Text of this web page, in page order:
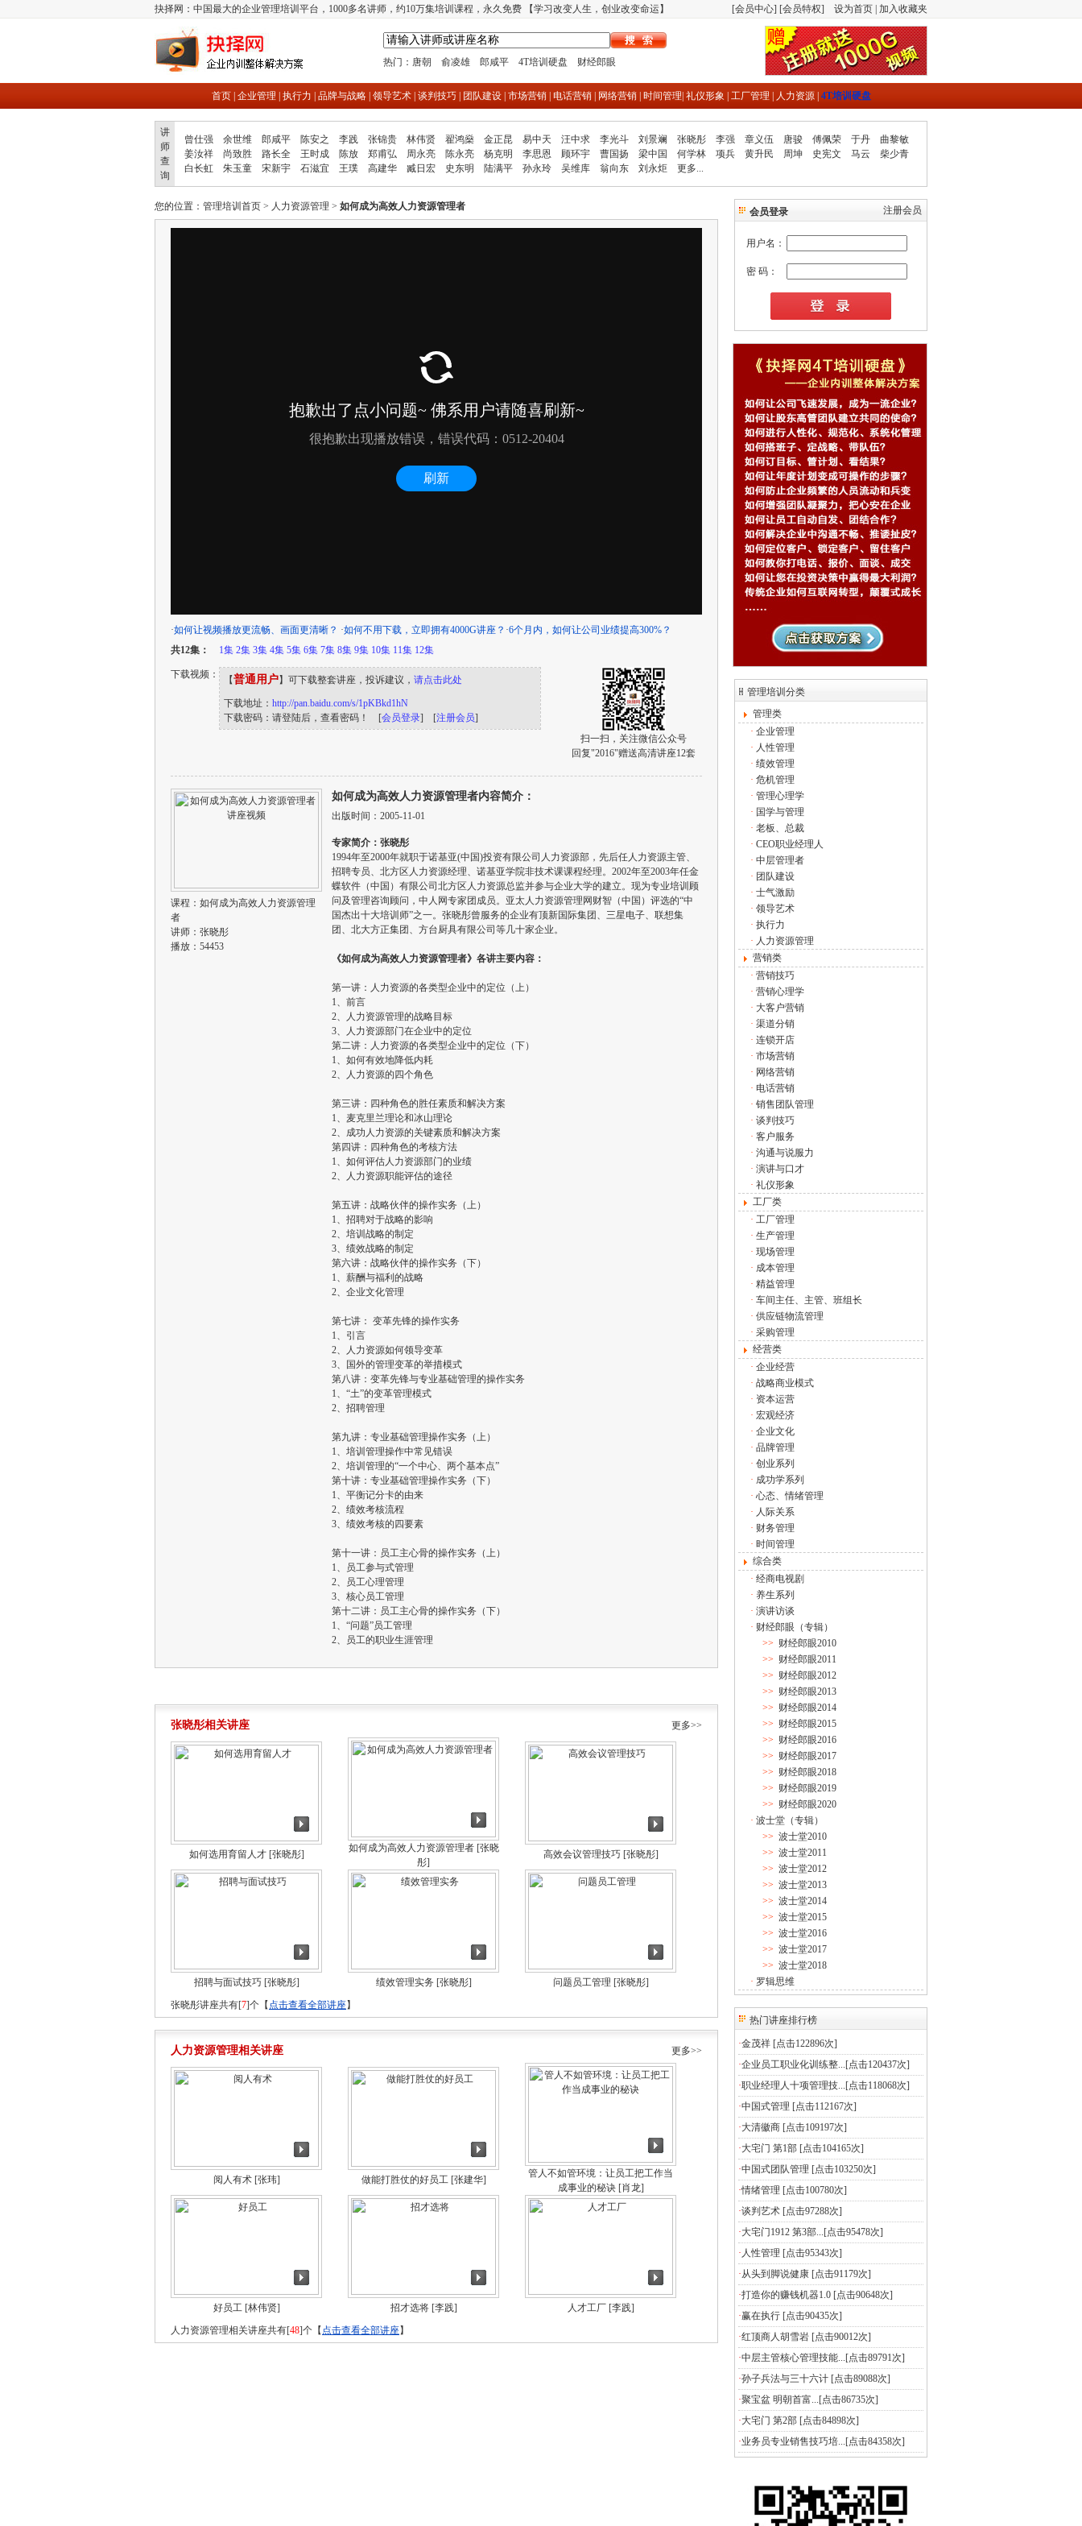
抉择网：中国最大的企业管理培训平台，1000多名讲师，约10万集培训课程，永久免费 【学习改变人生，创业改变命运】 [会员中心] [会员特权] 设为首页 加入收藏夹
热门： 唐朝 俞凌雄 郎咸平 4T培训硬盘 财经郎眼
首页| 企业管理 执行力 品牌与战略| 领导艺术| 谈判技巧| 团队建设| 市场营销| 电话营销| 网络营销| 时间管理 礼仪形象 工厂管理 人力资源| 4T培训硬盘
讲
师
查
询
曾仕强 余世维 郎咸平 陈安之 李践 张锦贵 林伟贤 翟鸿燊 金正昆 易中天 汪中求 李光斗 刘景斓 张晓彤 李强 章义伍 唐骏 傅佩荣 于丹
曲黎敏
姜汝祥
尚致胜 路长全 王时成 陈放 郑甫弘 周永亮 陈永亮 杨克明 李思恩 顾环宇 曹国扬 梁中国 何学林 项兵 黄升民 周坤 史宪文 马云
柴少青
白长虹
朱玉童 宋新宇 石滋宜 王璞 高建华 臧日宏 史东明 陆满平 孙永玲 吴维库 翁向东 刘永炬 更多...
您的位置： 管理培训首页 > 人力资源管理 > 如何成为高效人力资源管理者
·如何让视频播放更流畅、画面更清晰？ ·如何不用下载，立即拥有4000G讲座？ ·6个月内，如何让公司业绩提高300%？
共12集：
1集 2集 3集 4集 5集 6集 7集 8集 9集 10集 11集 12集
下载视频： 【普通用户】可下载整套讲座，投诉建议， 请点击此处
下载地址： http://pan.baidu.com/s/1pKBkd1hN
下载密码：请登陆后，查看密码！ [会员登录] [注册会员]
扫一扫，关注微信公众号
回复"2016"赠送高清讲座12套
课程： 如何成为高效人力资源管理
者
讲师： 张晓彤
播放：54453
如何成为高效人力资源管理者内容简介：
出版时间：2005-11-01
专家简介：张晓彤
1994年至2000年就职于诺基亚(中国)投资有限公司人力资源部，先后任人力资源主管、
招聘专员、北方区人力资源经理、诺基亚学院非技术课课程经理。2002年至2003年任金
蝶软件（中国）有限公司北方区人力资源总监并参与企业大学的建立。现为专业培训顾
问及管理咨询顾问，中人网专家团成员。亚太人力资源管理网财智（中国）评选的“中
国杰出十大培训师”之一。张晓彤曾服务的企业有顶新国际集团、三星电子、联想集
团、北大方正集团、方台厨具有限公司等几十家企业。
《如何成为高效人力资源管理者》各讲主要内容：
第一讲：人力资源的各类型企业中的定位（上）
1、前言
2、人力资源管理的战略目标
3、人力资源部门在企业中的定位
第二讲：人力资源的各类型企业中的定位（下）
1、如何有效地降低内耗
2、人力资源的四个角色
第三讲：四种角色的胜任素质和解决方案
1、麦克里兰理论和冰山理论
2、成功人力资源的关键素质和解决方案
第四讲：四种角色的考核方法
1、如何评估人力资源部门的业绩
2、人力资源职能评估的途径
第五讲：战略伙伴的操作实务（上）
1、招聘对于战略的影响
2、培训战略的制定
3、绩效战略的制定
第六讲：战略伙伴的操作实务（下）
1、薪酬与福利的战略
2、企业文化管理
第七讲： 变革先锋的操作实务
1、引言
2、人力资源如何领导变革
3、国外的管理变革的举措模式
第八讲：变革先锋与专业基础管理的操作实务
1、“土”的变革管理模式
2、招聘管理
第九讲：专业基础管理操作实务（上）
1、培训管理操作中常见错误
2、培训管理的“一个中心、两个基本点”
第十讲：专业基础管理操作实务（下）
1、平衡记分卡的由来
2、绩效考核流程
3、绩效考核的四要素
第十一讲：员工主心骨的操作实务（上）
1、员工参与式管理
2、员工心理管理
3、核心员工管理
第十二讲：员工主心骨的操作实务（下）
1、“问题”员工管理
2、员工的职业生涯管理
张晓彤相关讲座 更多>>
如何选用育留人才[张晓彤]
如何成为高效人力资源管理者[张晓
彤]
高效会议管理技巧[张晓彤]
招聘与面试技巧[张晓彤] 绩效管理实务 [张晓彤] 问题员工管理 [张晓彤]
张晓彤讲座共有[7]个【 点击查看全部讲座】
人力资源管理相关讲座 更多>>
阅人有术[张玮] 做能打胜仗的好员工[张建华]
管人不如管环境：让员工把工作当
成事业的秘诀[肖龙]
好员工[林伟贤] 招才选将[李践] 人才工厂[李践]
人力资源管理相关讲座共有[48]个【 点击查看全部讲座】
会员登录 注册会员
用户名：
密 码：
管理培训分类
管理类
· 企业管理
· 人性管理
· 绩效管理
· 危机管理
· 管理心理学
· 国学与管理
· 老板、总裁
· CEO职业经理人
· 中层管理者
· 团队建设
· 士气激励
· 领导艺术
· 执行力
· 人力资源管理
营销类
· 营销技巧
· 营销心理学
· 大客户营销
· 渠道分销
· 连锁开店
· 市场营销
· 网络营销
· 电话营销
· 销售团队管理
· 谈判技巧
· 客户服务
· 沟通与说服力
· 演讲与口才
· 礼仪形象
工厂类
· 工厂管理
· 生产管理
· 现场管理
· 成本管理
· 精益管理
· 车间主任、主管、班组长
· 供应链物流管理
· 采购管理
经营类
· 企业经营
· 战略商业模式
· 资本运营
· 宏观经济
· 企业文化
· 品牌管理
· 创业系列
· 成功学系列
· 心态、情绪管理
· 人际关系
· 财务管理
· 时间管理
综合类
· 经商电视剧
· 养生系列
· 演讲访谈
· 财经郎眼（专辑）
>> 财经郎眼2010
>> 财经郎眼2011
>> 财经郎眼2012
>> 财经郎眼2013
>> 财经郎眼2014
>> 财经郎眼2015
>> 财经郎眼2016
>> 财经郎眼2017
>> 财经郎眼2018
>> 财经郎眼2019
>> 财经郎眼2020
· 波士堂（专辑）
>> 波士堂2010
>> 波士堂2011
>> 波士堂2012
>> 波士堂2013
>> 波士堂2014
>> 波士堂2015
>> 波士堂2016
>> 波士堂2017
>> 波士堂2018
· 罗辑思维
热门讲座排行榜
·金茂祥 [点击122896次]
·企业员工职业化训练整...[点击120437次]
·职业经理人十项管理技...[点击118068次]
·中国式管理 [点击112167次]
·大清徽商 [点击109197次]
·大宅门 第1部 [点击104165次]
·中国式团队管理 [点击103250次]
·情绪管理 [点击100780次]
·谈判艺术 [点击97288次]
·大宅门1912 第3部...[点击95478次]
· 人性管理 [点击95343次]
·从头到脚说健康 [点击91179次]
·打造你的赚钱机器1.0 [点击90648次]
·赢在执行 [点击90435次]
·红顶商人胡雪岩 [点击90012次]
·中层主管核心管理技能...[点击89791次]
·孙子兵法与三十六计 [点击89088次]
·聚宝盆 明朝首富...[点击86735次]
·大宅门 第2部 [点击84898次]
·业务员专业销售技巧培...[点击84358次]